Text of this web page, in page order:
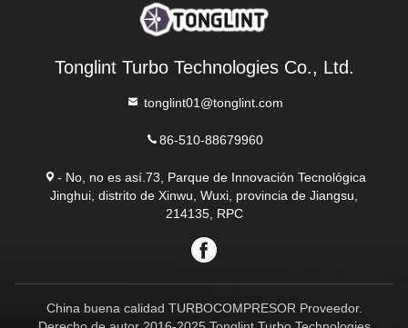
Tonglint Turbo Technologies Co., Ltd.
tonglint01@tonglint.com
86-510-88679960
- No, no es así.73, Parque de Innovación Tecnológica
Jinghui, distrito de Xinwu, Wuxi, provincia de Jiangsu,
214135, RPC
China buena calidad TURBOCOMPRESOR Proveedor.